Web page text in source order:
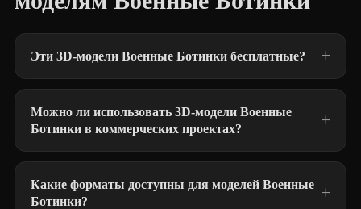
Эти 3D-модели Военные Ботинки бесплатные?
Можно ли использовать 3D-модели Военные
Ботинки в коммерческих проектах?
Какие форматы доступны для моделей Военные
Ботинки?